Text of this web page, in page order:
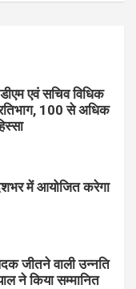
एवं सचिव विधिक
100 से अधिक
में आयोजित करेगा
जीतने वाली उन्नति
ने किया सम्मानित